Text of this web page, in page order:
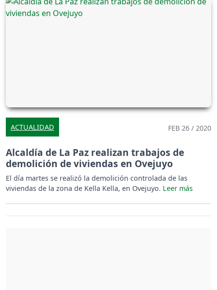
ACTUALIDAD FEB 26 / 2020
Alcaldía de La Paz realizan trabajos de
demolición de viviendas en Ovejuyo
El día martes se realizó la demolición controlada de las
viviendas de la zona de Kella Kella, en Ovejuyo.